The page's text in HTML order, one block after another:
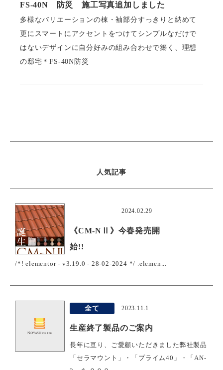
FS-40N 防災 施工写真追加しました
多様なバリエーションの棟・袖部分すっきりと納めて
更にスマートにアクセントをつけてシンプルなだけで
はないデザインに自分好みの組み合わせで築く、理想
の邸宅＊FS-40N防災
人気記事
2024.02.29
《CM-NⅡ》今春発売開
始!!
/*! elementor - v3.19.0 - 28-02-2024 */ .elemen...
全て 2023.11.1
生産終了製品のご案内
長年に亘り、ご愛顧いただきました弊社製品
「セラマウント」・「プライム40」・「AN-